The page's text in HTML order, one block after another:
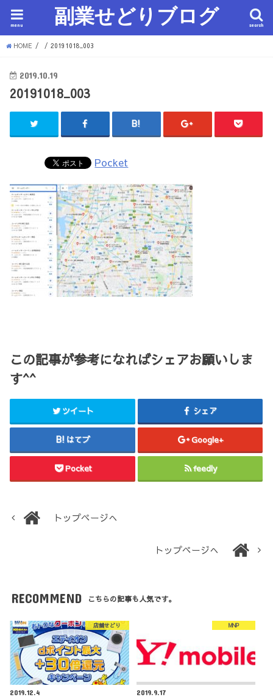
副業せどりブログ search
menu
HOME 20191018_003
2019.10.19
20191018_003
Pocket
この記事が参考になればシェアお願いしま
す^^
ツイート シェア
はてブ Google+
Pocket feedly
トップページへ
トップページへ
RECOMMEND こちらの記事も人気です。
店舗せどり
2019.12.4
MNP
2019.9.17